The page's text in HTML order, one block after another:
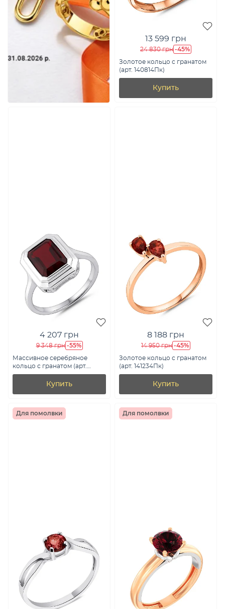
13 599 грн
24 830 грн -45%
Золотое кольцо с гранатом
(арт. 140814Пк)
Купить
4 207 грн
9 348 грн -55%
Массивное серебряное
кольцо с гранатом (арт.
7501/2181484Г)
Купить
8 188 грн
14 950 грн -45%
Золотое кольцо с гранатом
(арт. 141234Пк)
Купить
Для помолвки Для помолвки